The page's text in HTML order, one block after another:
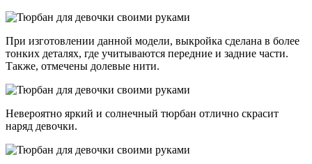
При изготовлении данной модели, выкройка сделана в более
тонких деталях, где учитываются передние и задние части.
Также, отмечены долевые нити.
Невероятно яркий и солнечный тюрбан отлично скрасит
наряд девочки.